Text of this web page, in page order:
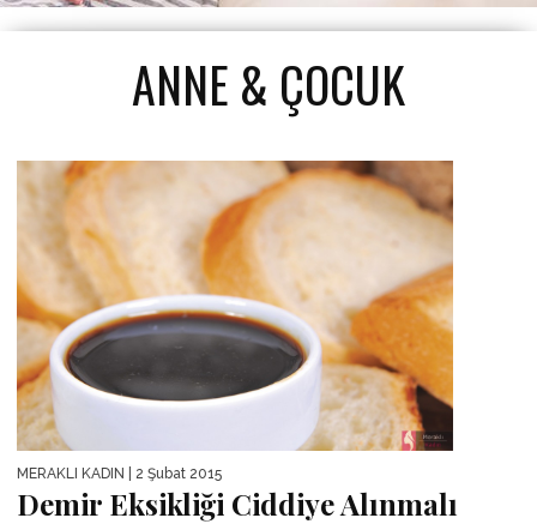
ANNE & ÇOCUK
MERAKLI KADIN | 2 Şubat 2015
Demir Eksikliği Ciddiye Alınmalı